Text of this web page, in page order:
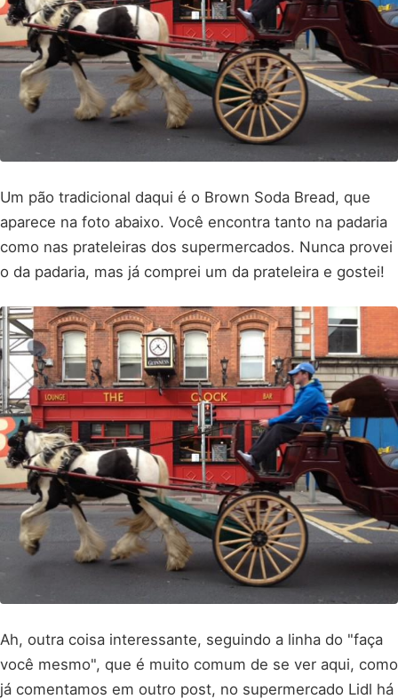
Um pão tradicional daqui é o Brown Soda Bread, que
aparece na foto abaixo. Você encontra tanto na padaria
como nas prateleiras dos supermercados. Nunca provei
o da padaria, mas já comprei um da prateleira e gostei!
Ah, outra coisa interessante, seguindo a linha do "faça
você mesmo", que é muito comum de se ver aqui, como
já comentamos em outro post, no supermercado Lidl há